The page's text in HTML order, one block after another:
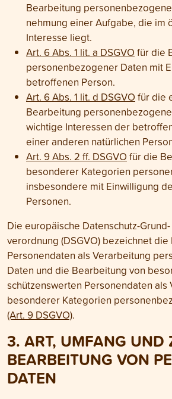
Bearbeitung
nehmung einer Aufgabe, die im
Interesse liegt.
Art. 6 Abs. 1 lit. a DSGVO für die
personen­bezogener Daten mit
betroffenen Person.
Art. 6 Abs. 1 lit. d DSGVO für die
Bearbeitung
wichtige Interessen der
einer anderen natürlichen
Art. 9 Abs. 2 ff. DSGVO für die
besonderer Kate­gorien
ins­besondere mit Ein­willigung
Personen.
Die europäische Daten­schutz-Grund­
verordnung (DSGVO) bezeichnet
Personen­daten als Verarbeitung
Daten und die Bearbeitung von
schützenswerten Personen­daten als
besonderer Kategorien
(Art. 9 DSGVO).
3. ART, UMFANG UND
BEARBEITUNG VON
DATEN